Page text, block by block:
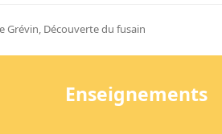
Grévin, Découverte du fusain
Enseignements